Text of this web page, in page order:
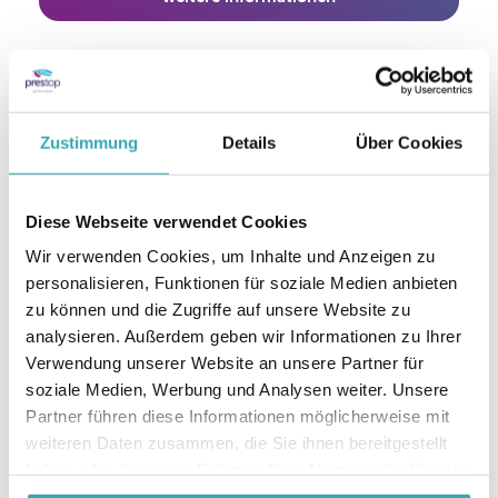
Zustimmung Details Über Cookies
Diese Webseite verwendet Cookies
Wir verwenden Cookies, um Inhalte und Anzeigen zu
personalisieren, Funktionen für soziale Medien anbieten
zu können und die Zugriffe auf unsere Website zu
analysieren. Außerdem geben wir Informationen zu Ihrer
Verwendung unserer Website an unsere Partner für
soziale Medien, Werbung und Analysen weiter. Unsere
Partner führen diese Informationen möglicherweise mit
weiteren Daten zusammen, die Sie ihnen bereitgestellt